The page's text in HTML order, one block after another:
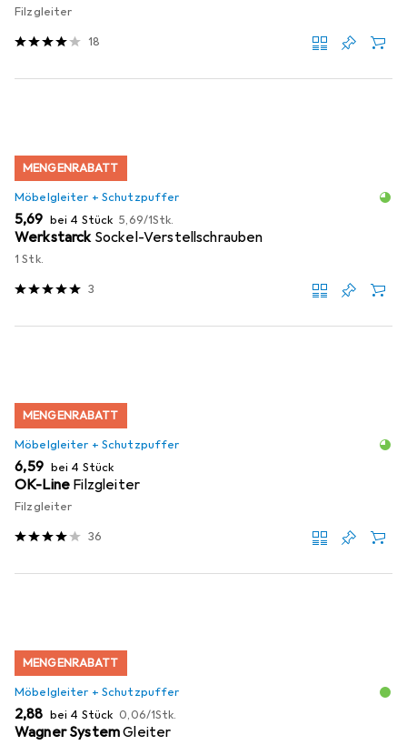
Filzgleiter
18
MENGENRABATT
Möbelgleiter + Schutzpuffer
EUR
5,69 bei 4 Stück EUR
5,69/1Stk.
Werkstarck Sockel-Verstellschrauben
1 Stk.
3
MENGENRABATT
Möbelgleiter + Schutzpuffer
EUR
6,59 bei 4 Stück
OK-Line Filzgleiter
Filzgleiter
36
MENGENRABATT
Möbelgleiter + Schutzpuffer
EUR
2,88 bei 4 Stück EUR
0,06/1Stk.
Wagner SystemGleiter